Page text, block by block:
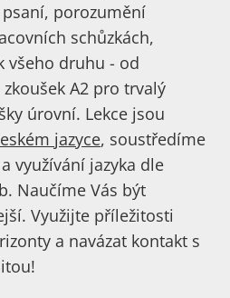
porozumění
schůzkách,
všeho druhu - od
A2 pro trvalý
úrovní. Lekce jsou
jazyce, soustředíme
využívání jazyka dle
Naučíme Vás být
Využijte příležitosti
a navázat kontakt s